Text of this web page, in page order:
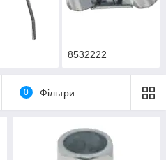
8532222
0 Фільтри